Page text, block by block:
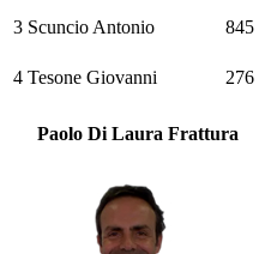
3 Scuncio Antonio 845
4 Tesone Giovanni 276
Paolo Di Laura Frattura